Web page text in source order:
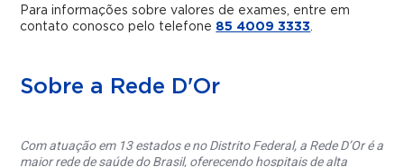
Para informações sobre valores de exames, entre em
contato conosco pelo telefone 85 4009 3333.
Sobre a Rede D'Or
Com atuação em 13 estados e no Distrito Federal, a Rede D’Or é a
maior rede de saúde do Brasil, oferecendo hospitais de alta